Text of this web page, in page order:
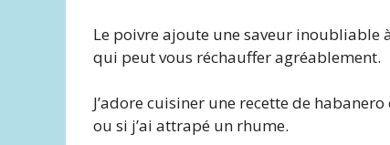
Le poivre ajoute une saveur inoubliable
qui peut vous réchauffer agréablement.
J’adore cuisiner une recette de
ou si j’ai attrapé un rhume.